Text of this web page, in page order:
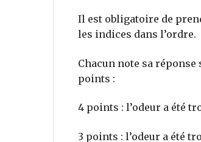
Il est obligatoire de
les indices dans l’ordre.
Chacun note sa
points :
4 points : l’odeur a été
3 points : l’odeur a été